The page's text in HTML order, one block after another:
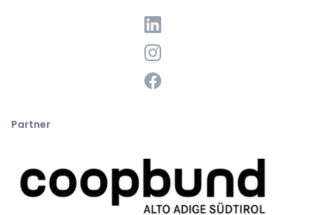
Partner